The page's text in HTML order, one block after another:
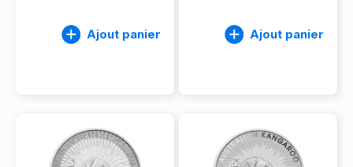
Ajout panier Ajout panier